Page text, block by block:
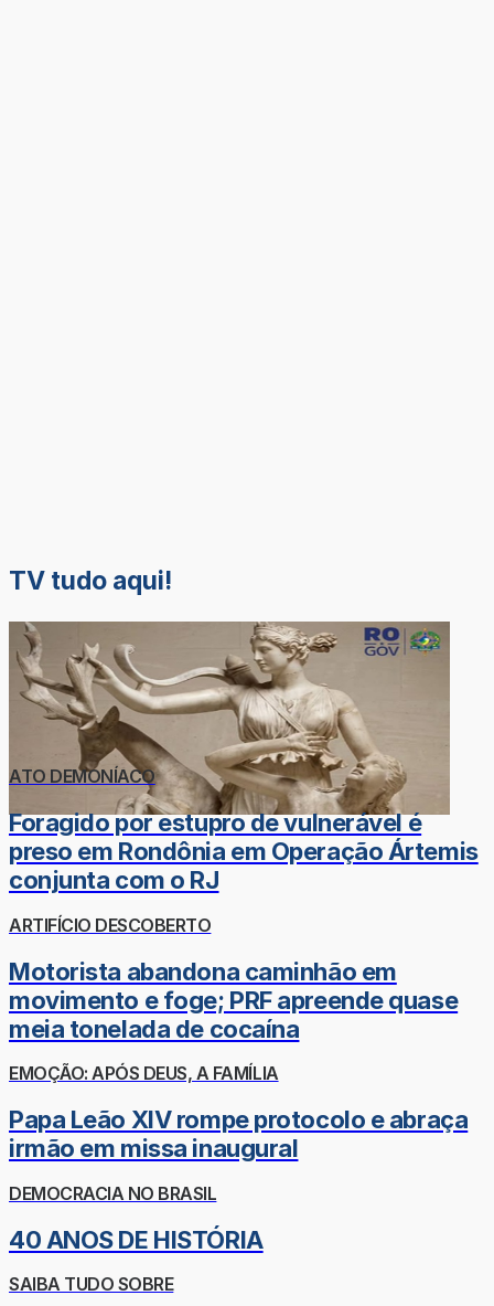
TV tudo aqui!
ATO DEMONÍACO
Foragido por estupro de vulnerável é
preso em Rondônia em Operação Ártemis
conjunta com o RJ
ARTIFÍCIO DESCOBERTO
Motorista abandona caminhão em
movimento e foge; PRF apreende quase
meia tonelada de cocaína
EMOÇÃO: APÓS DEUS, A FAMÍLIA
Papa Leão XIV rompe protocolo e abraça
irmão em missa inaugural
DEMOCRACIA NO BRASIL
40 ANOS DE HISTÓRIA
SAIBA TUDO SOBRE